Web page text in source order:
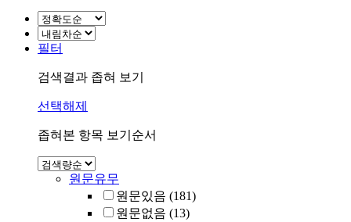
필터
검색결과 좁혀 보기
선택해제
좁혀본 항목 보기순서
원문유무
원문있음 (181)
원문없음 (13)